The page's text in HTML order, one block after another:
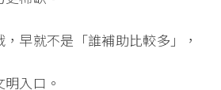
早就不是「誰補助比較多」，
入口。